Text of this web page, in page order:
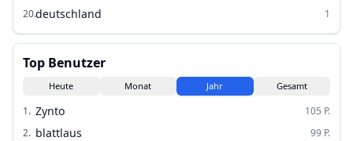
20.deutschland 1
Top Benutzer
Heute Monat Jahr Gesamt
1. Zynto 105 P.
2. blattlaus 99 P.